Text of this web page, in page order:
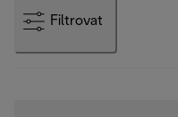
Filtrovat